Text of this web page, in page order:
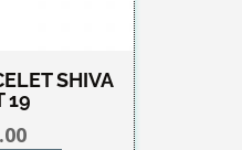
SHIVA
19